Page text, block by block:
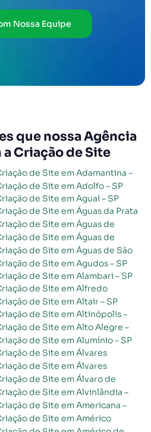
Nossa Equipe
que nossa Agência
Criação de Site
de Site em Adolfo – SP
de Site em Aguaí – SP
de Site em Agudos – SP
de Site em Alambari – SP
de Site em Altair – SP
de Site em Alumínio – SP